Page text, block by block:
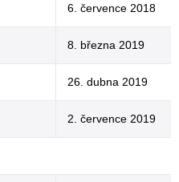
6. července 2018
8. března 2019
26. dubna 2019
2. července 2019